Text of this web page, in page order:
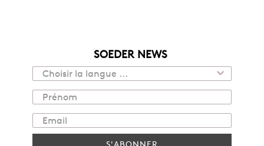
SOEDER NEWS
S'ABONNER